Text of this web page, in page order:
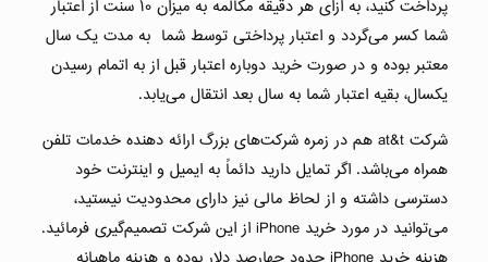
پرداخت کنید، به ازای هر دقیقه مکالمه به میزان ۱۰ سنت از اعتبار
شما کسر می‌گردد و اعتبار پرداختی توسط شما به مدت یک سال
معتبر بوده و در صورت خرید دوباره اعتبار قبل از به اتمام رسیدن
یکسال، بقیه اعتبار شما به سال بعد انتقال می‌یابد.
شرکت at&t هم در زمره شرکت‌های بزرگ ارائه دهنده خدمات تلفن
همراه می‌باشد. اگر تمایل دارید دائماً به ایمیل و اینترنت خود
دسترسی داشته و از لحاظ مالی نیز دارای محدودیت نیستید،
می‌توانید در مورد خرید iPhone از این شرکت تصمیم‌گیری فرمائید.